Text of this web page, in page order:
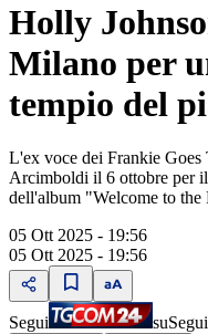
Holly
Milano per
tempio del
L'ex voce dei Frankie
Arcimboldi il 6 ottobre per
dell'album "Welcome to the
05 Ott 2025 - 19:56
05 Ott 2025 - 19:56
Segui su